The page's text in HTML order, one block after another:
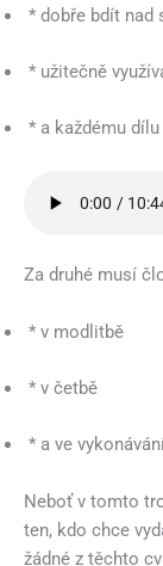
* dobře bdít nad
* užitečně
* a každému
Za druhé musí
* v modlitbě
* v četbě
* a ve
Neboť v tomto
ten, kdo chce
žádné z těchto